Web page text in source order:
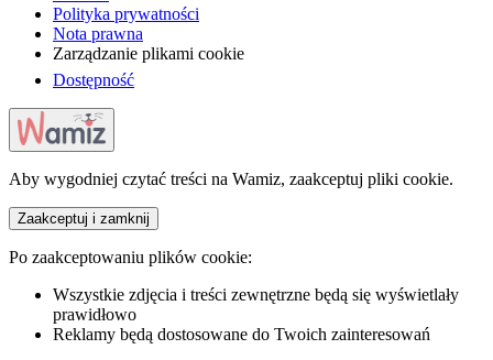
Polityka prywatności
Nota prawna
Zarządzanie plikami cookie
Dostępność
Aby wygodniej czytać treści na Wamiz, zaakceptuj pliki cookie.
Zaakceptuj i zamknij
Po zaakceptowaniu plików cookie:
Wszystkie zdjęcia i treści zewnętrzne będą się wyświetlały
prawidłowo
Reklamy będą dostosowane do Twoich zainteresowań